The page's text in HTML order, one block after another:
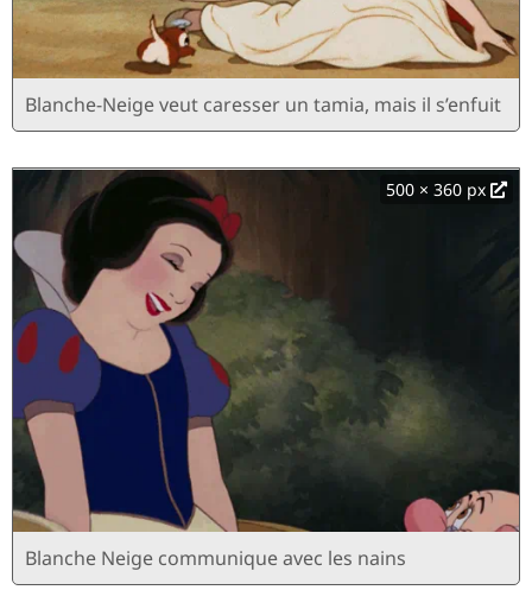
Blanche-Neige veut caresser un tamia, mais il s’enfuit
500 × 360 px
Blanche Neige communique avec les nains